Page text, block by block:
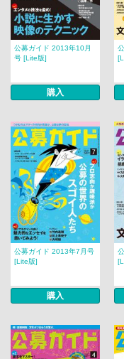
公募ガイド 2013年10月
号 [Lite版]
購入
公募ガイド 2013年7月号
[Lite版]
購入